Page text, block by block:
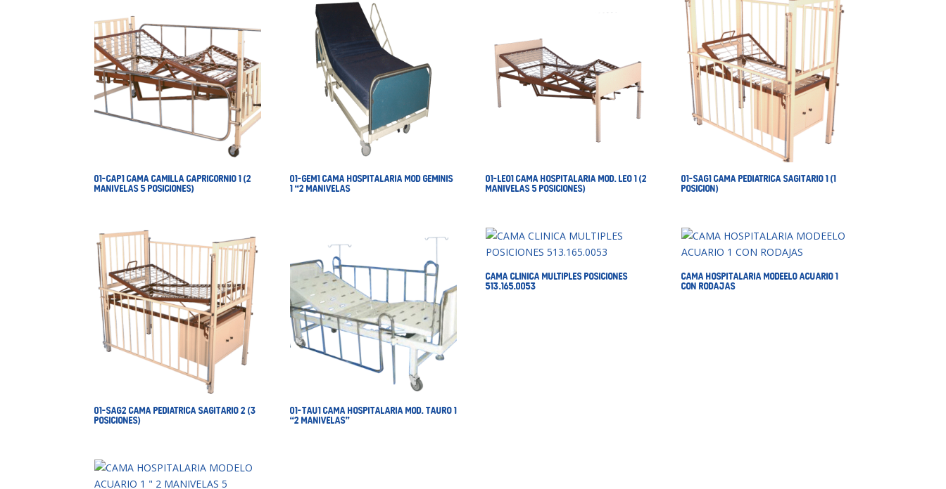
01-CAP1 CAMA CAMILLA CAPRICORNIO 1 (2
MANIVELAS 5 POSICIONES)
01-GEM1 CAMA HOSPITALARIA MOD GEMINIS
1 “2 MANIVELAS
01-LEO1 CAMA HOSPITALARIA MOD. LEO 1 (2
MANIVELAS 5 POSICIONES)
01-SAG1 CAMA PEDIATRICA SAGITARIO 1 (1
POSICION)
01-SAG2 CAMA PEDIATRICA SAGITARIO 2 (3
POSICIONES)
01-TAU1 CAMA HOSPITALARIA MOD. TAURO 1
“2 MANIVELAS”
CAMA CLINICA MULTIPLES POSICIONES
513.165.0053
CAMA HOSPITALARIA MODEELO ACUARIO 1
CON RODAJAS